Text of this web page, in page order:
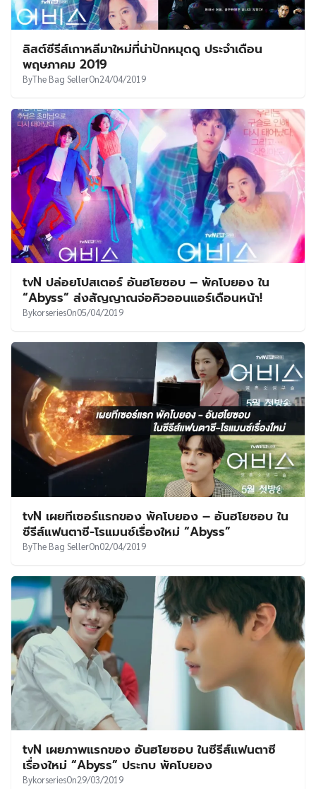
ลิสต์ซีรีส์เกาหลีมาใหม่ที่น่าปักหมุดดู ประจำเดือน
พฤษภาคม 2019
ByThe Bag SellerOn24/04/2019
tvN ปล่อยโปสเตอร์ อันฮโยซอบ – พัคโบยอง ใน
“Abyss” ส่งสัญญาณจ่อคิวออนแอร์เดือนหน้า!
BykorseriesOn05/04/2019
tvN เผยทีเซอร์แรกของ พัคโบยอง – อันฮโยซอบ ใน
ซีรีส์แฟนตาซี-โรแมนซ์เรื่องใหม่ “Abyss”
ByThe Bag SellerOn02/04/2019
tvN เผยภาพแรกของ อันฮโยซอบ ในซีรีส์แฟนตาซี
เรื่องใหม่ “Abyss” ประกบ พัคโบยอง
BykorseriesOn29/03/2019